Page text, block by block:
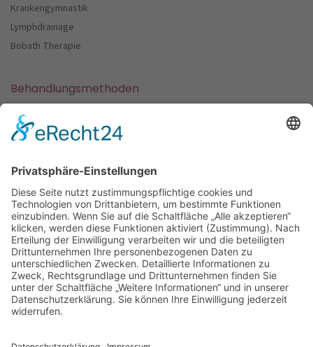
Krankengymnastik
Lymphdrainage
Bobath Therapie
Behandlungsmethoden
Vojta Therapie
Cranio Sacrale Therapie
Kinesio Taping
Anschrift
Hauptstraße 39 | 35516 Münzenberg
Kontakt
Telefon: 06033 - 68886
e-Mail: info@physio-gambach.de